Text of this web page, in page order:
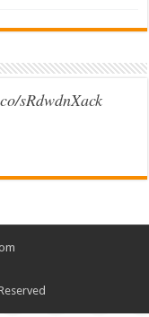
sRdwdnXack